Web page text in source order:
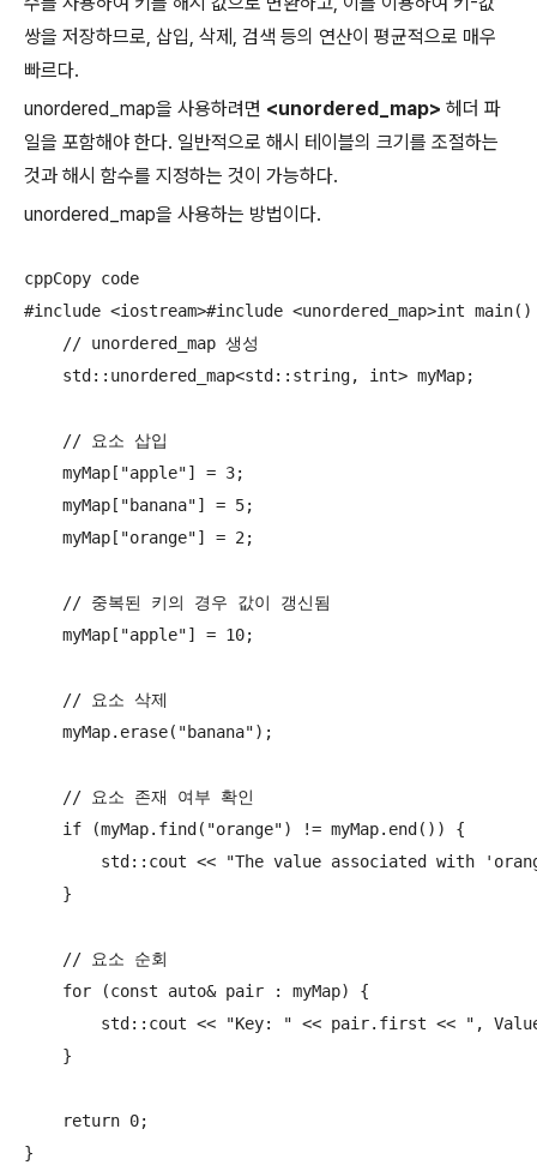
쌍을 저장하므로, 삽입, 삭제, 검색 등의 연산이 평균적으로 매우
빠르다.
unordered_map을 사용하려면 <unordered_map> 헤더 파
일을 포함해야 한다. 일반적으로 해시 테이블의 크기를 조절하는
것과 해시 함수를 지정하는 것이 가능하다.
unordered_map을 사용하는 방법이다.
cppCopy code
#include <iostream>#include <unordered_map>int
    // unordered_map 생성
    std::unordered_map<std::string, int> myMap;
    // 요소 삽입
    myMap["apple"] = 3;
    myMap["banana"] = 5;
    myMap["orange"] = 2;
    // 중복된 키의 경우 값이 갱신됨
    myMap["apple"] = 10;
    // 요소 삭제
    myMap.erase("banana");
    // 요소 존재 여부 확인
    if (myMap.find("orange") != myMap.end()) {
std::cout << "The value associated with
    }
    // 요소 순회
    for (const auto& pair : myMap) {
std::cout << "Key: " << pair.first << ",
    }
    return 0;
}